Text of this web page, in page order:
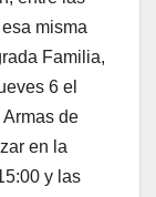
misma
Familia,
6 el
de
en la
y las